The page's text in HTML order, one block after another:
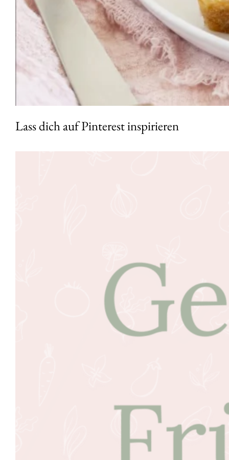
Lass dich auf Pinterest inspirieren